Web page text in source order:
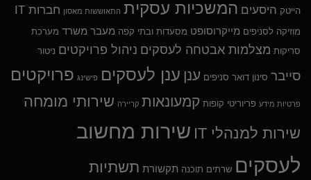
הייטק היסעים המשכיות עסקית התאוששות מאסון חברות IT
מוזיקה לסניפים מייקרוסופט מסעדות ובתי קפה מעבר משרד מערכת
סריקות מצלמות אבטחה לעסקים ניהול פרויקטים ניטור
סייבר סינון דואר סניפים ענן ענן לעסקים פישינג פרויקטים
פרטיות מידע פריוריטי קופות קמעונאות קריירה שירותי מומחה
שירות למנהלי IT
שירות מחשוב
לעסקים שרתים תוכנה תקשורת תשתיות